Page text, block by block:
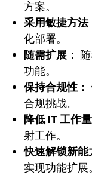
方案。
采用敏捷方法
化部署。
随需扩展：
功能。
保持合规性：
合规挑战。
降低 IT 工作量
射工作。
快速解锁新能
实现功能扩展。